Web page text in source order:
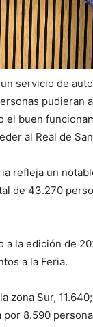
servicio de
pudieran
el buen
al Real de
refleja un
de 43.270
la edición de
a la Feria.
zona Sur,
8.590